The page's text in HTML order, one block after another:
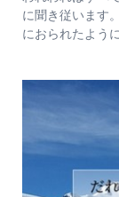
に聞き従います
におられたよう